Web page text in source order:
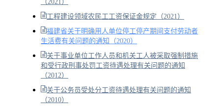
（2021）
工程建设领域农民工工资保证金规定（2021）
福建省关于明确用人单位停工停产期间支付劳动者
生活费有关问题的通知（2020）
关于事业单位工作人员和机关工人被采取强制措施
和受行政刑事处罚工资待遇处理有关问题的通知
（2012）
关于公务员受处分工资待遇处理有关问题的通知
（2010）